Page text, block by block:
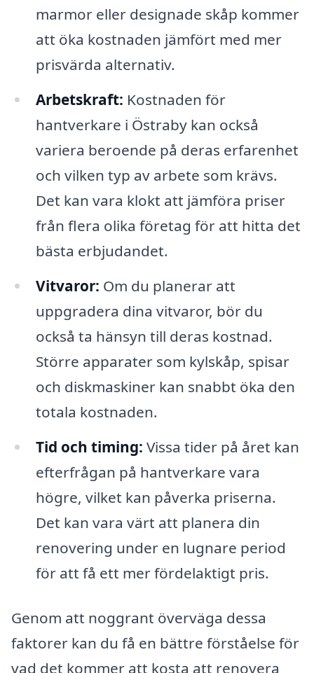
marmor eller designade skåp kommer
att öka kostnaden jämfört med mer
prisvärda alternativ.
Arbetskraft: Kostnaden för
hantverkare i Östraby kan också
variera beroende på deras erfarenhet
och vilken typ av arbete som krävs.
Det kan vara klokt att jämföra priser
från flera olika företag för att hitta det
bästa erbjudandet.
Vitvaror: Om du planerar att
uppgradera dina vitvaror, bör du
också ta hänsyn till deras kostnad.
Större apparater som kylskåp, spisar
och diskmaskiner kan snabbt öka den
totala kostnaden.
Tid och timing: Vissa tider på året kan
efterfrågan på hantverkare vara
högre, vilket kan påverka priserna.
Det kan vara värt att planera din
renovering under en lugnare period
för att få ett mer fördelaktigt pris.
Genom att noggrant överväga dessa
faktorer kan du få en bättre förståelse för
vad det kommer att kosta att renovera